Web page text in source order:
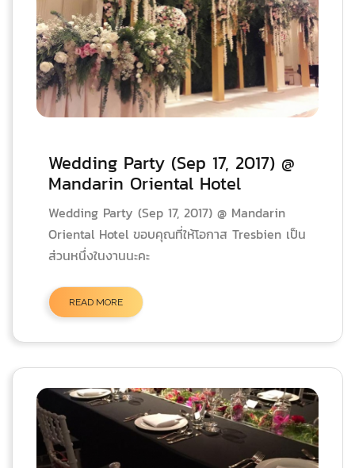
Wedding Party (Sep 17, 2017) @
Mandarin Oriental Hotel
Wedding Party (Sep 17, 2017) @ Mandarin
Oriental Hotel ขอบคุณที่ให้โอกาส Tresbien เป็น
ส่วนหนึ่งในงานนะคะ
READ MORE